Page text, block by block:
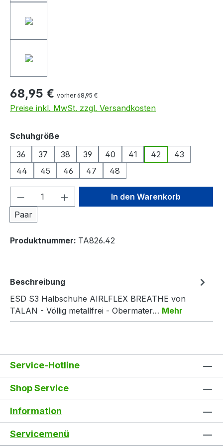
68,95 € vorher 68,95 €
Preise inkl. MwSt. zzgl. Versandkosten
Schuhgrößeauswählen
36
37 38 39 40 41 42
43
44
45 46 47 48
Produkt Anzahl: Gib den
Paar
In den Warenkorb
Produktnummer: TA826.42
Beschreibung
ESD S3 Halbschuhe AIRLFLEX BREATHE von
TALAN - Völlig metallfrei - Obermater… Mehr
Service-Hotline
Shop Service
Information
Servicemenü